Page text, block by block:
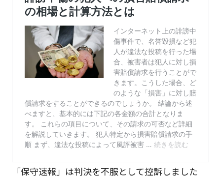
「保守速報」は判決を不服として控訴しました